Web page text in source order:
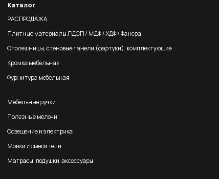
Каталог
РАСПРОДАЖА
Плитные материалы ЛДСП / МДФ / ХДФ / Фанера
Столешницы, стеновые панели (фартуки), комплектующие
Кромка мебельная
Фурнитура мебельная
Мебельные ручки
Полезные мелочи
Освещение и электрика
Мойки и смесители
Матрасы, подушки, аксессуары